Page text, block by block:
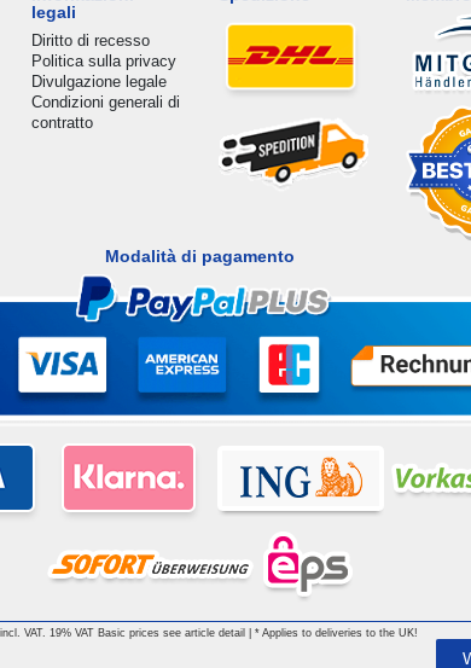
legali
Diritto di recesso
Politica sulla privacy
Divulgazione legale
Condizioni generali di
contratto
Modalità di pagamento
VAT. 19% VAT Basic prices see article detail | * Applies to deliveries to the UK!